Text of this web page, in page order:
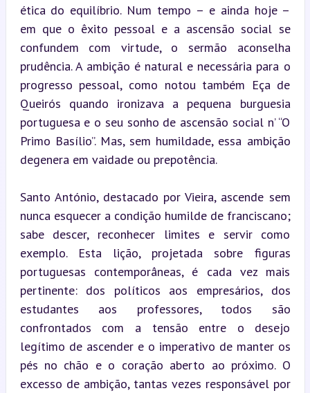
ética do equilíbrio. Num tempo – e ainda hoje –
em que o êxito pessoal e a ascensão social se
confundem com virtude, o sermão aconselha
prudência. A ambição é natural e necessária para o
progresso pessoal, como notou também Eça de
Queirós quando ironizava a pequena burguesia
portuguesa e o seu sonho de ascensão social n’ “O
Primo Basílio”. Mas, sem humildade, essa ambição
degenera em vaidade ou prepotência.
Santo António, destacado por Vieira, ascende sem
nunca esquecer a condição humilde de franciscano;
sabe descer, reconhecer limites e servir como
exemplo. Esta lição, projetada sobre figuras
portuguesas contemporâneas, é cada vez mais
pertinente: dos políticos aos empresários, dos
estudantes aos professores, todos são
confrontados com a tensão entre o desejo
legítimo de ascender e o imperativo de manter os
pés no chão e o coração aberto ao próximo. O
excesso de ambição, tantas vezes responsável por